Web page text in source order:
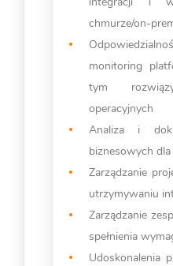
chmurze/on-
monitoring
tym
operacyjnych
Analiza i
biznesowych
Zarządzanie
utrzymywaniu
Zarządzanie
spełnienia
Udoskonalenia